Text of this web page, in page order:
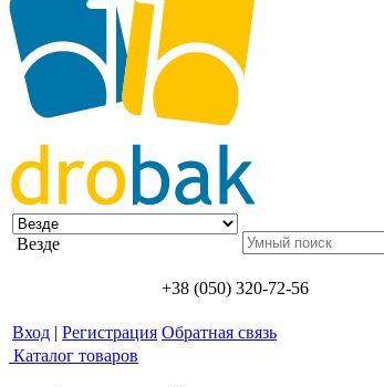
Везде
+38 (050) 320-72-56
Вход | Регистрация Обратная связь
Каталог товаров